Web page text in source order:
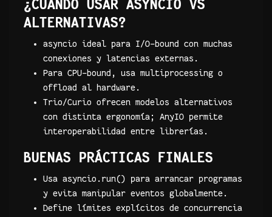
¿CUÁNDO USAR ASYNCIO VS
ALTERNATIVAS?
asyncio ideal para I/O-bound con muchas
conexiones y latencias externas.
Para CPU-bound, usa multiprocessing o
offload al hardware.
Trio/Curio ofrecen modelos alternativos
con distinta ergonomía; AnyIO permite
interoperabilidad entre librerías.
BUENAS PRÁCTICAS FINALES
Usa asyncio.run() para arrancar programas
y evita manipular eventos globalmente.
Define límites explícitos de concurrencia